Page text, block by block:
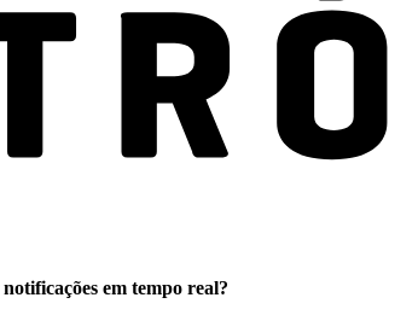
notificações em tempo real?